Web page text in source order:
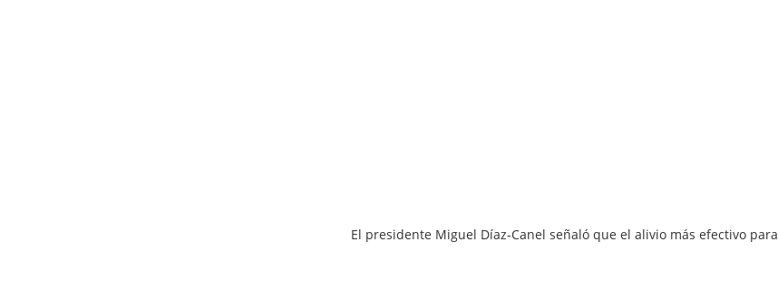
El presidente Miguel Díaz-Canel señaló que el alivio más efectivo para